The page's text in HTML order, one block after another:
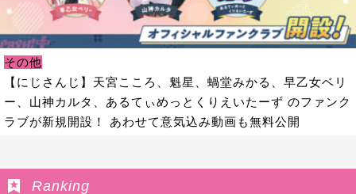
その他
【にじさんじ】天宮こころ、魁星、蝸堂みかる、早乙女ベリ
ー、山神カルタ、あるてぃめっとくりえいたーず のファンク
ラブが新規開設！ あわせて意気込み動画も無料公開
Ranking